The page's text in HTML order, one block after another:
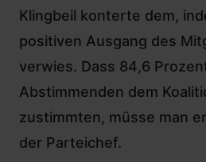
Klingbeil konterte dem,
positiven Ausgang des
verwies. Dass 84,6
Abstimmenden dem
zustimmten, müsse man
der Parteichef.